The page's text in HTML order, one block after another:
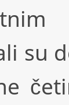
su